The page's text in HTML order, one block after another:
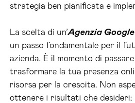
strategia ben pianificata e
La scelta di un’Agenzia
un passo fondamentale per il
azienda. È il momento di passare
trasformare la tua presenza
risorsa per la crescita. Non
ottenere i risultati che desideri: